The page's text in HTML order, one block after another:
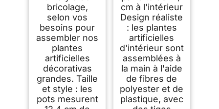
bricolage,
selon vos
besoins pour
assembler nos
plantes
artificielles
décorativas
grandes. Taille
et style : les
pots mesurent
cm à l'intérieur
Design réaliste
: les plantes
artificielles
d'intérieur sont
assemblées à
la main à l'aide
de fibres de
polyester et de
plastique, avec